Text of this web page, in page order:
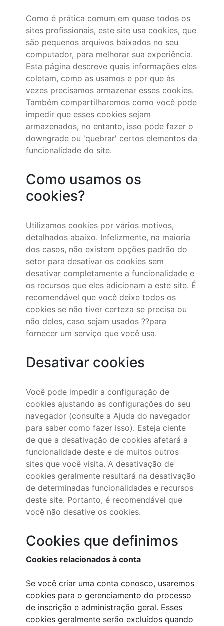
Como é prática comum em quase todos os
sites profissionais, este site usa cookies, que
são pequenos arquivos baixados no seu
computador, para melhorar sua experiência.
Esta página descreve quais informações eles
coletam, como as usamos e por que às
vezes precisamos armazenar esses cookies.
Também compartilharemos como você pode
impedir que esses cookies sejam
armazenados, no entanto, isso pode fazer o
downgrade ou 'quebrar' certos elementos da
funcionalidade do site.
Como usamos os
cookies?
Utilizamos cookies por vários motivos,
detalhados abaixo. Infelizmente, na maioria
dos casos, não existem opções padrão do
setor para desativar os cookies sem
desativar completamente a funcionalidade e
os recursos que eles adicionam a este site. É
recomendável que você deixe todos os
cookies se não tiver certeza se precisa ou
não deles, caso sejam usados ??para
fornecer um serviço que você usa.
Desativar cookies
Você pode impedir a configuração de
cookies ajustando as configurações do seu
navegador (consulte a Ajuda do navegador
para saber como fazer isso). Esteja ciente
de que a desativação de cookies afetará a
funcionalidade deste e de muitos outros
sites que você visita. A desativação de
cookies geralmente resultará na desativação
de determinadas funcionalidades e recursos
deste site. Portanto, é recomendável que
você não desative os cookies.
Cookies que definimos
Cookies relacionados à conta
Se você criar uma conta conosco, usaremos
cookies para o gerenciamento do processo
de inscrição e administração geral. Esses
cookies geralmente serão excluídos quando